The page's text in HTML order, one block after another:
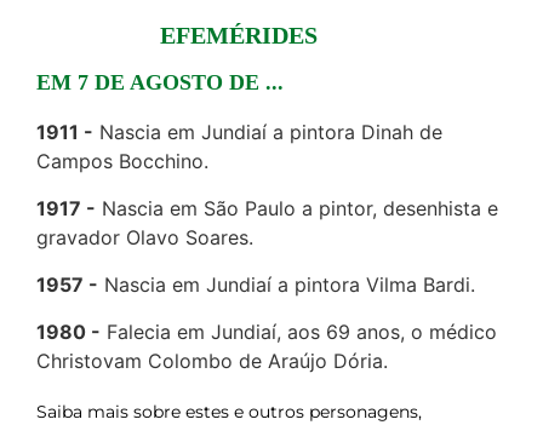
EFEMÉRIDES
EM 7 DE AGOSTO DE ...
1911
Nascia em Jundiaí a pintora Dinah de
Campos Bocchino.
1917
Nascia em São Paulo a pintor, desenhista e
gravador Olavo Soares.
1957
Nascia em Jundiaí a pintora Vilma Bardi.
1980
Falecia em Jundiaí, aos 69 anos, o médico
Christovam Colombo de Araújo Dória.
Saiba mais sobre estes e outros personagens,